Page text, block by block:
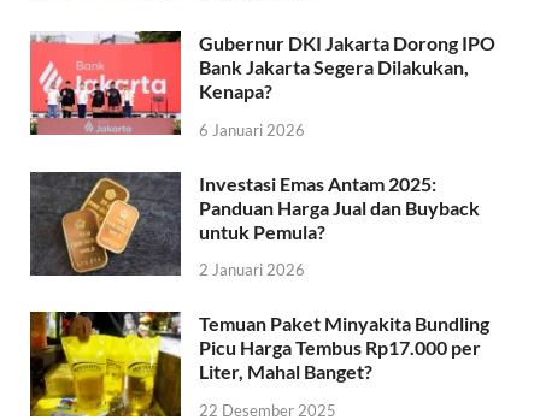
Gubernur DKI Jakarta Dorong IPO
Bank Jakarta Segera Dilakukan,
Kenapa?
6 Januari 2026
Investasi Emas Antam 2025:
Panduan Harga Jual dan Buyback
untuk Pemula?
2 Januari 2026
Temuan Paket Minyakita Bundling
Picu Harga Tembus Rp17.000 per
Liter, Mahal Banget?
22 Desember 2025